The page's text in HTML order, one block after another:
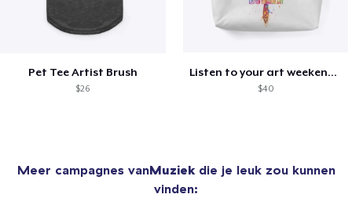
Pet Tee Artist Brush
$26
Listen to your art weekender tote
$40
Meer campagnes vanMuziekdie je leuk zou kunnen
vinden: